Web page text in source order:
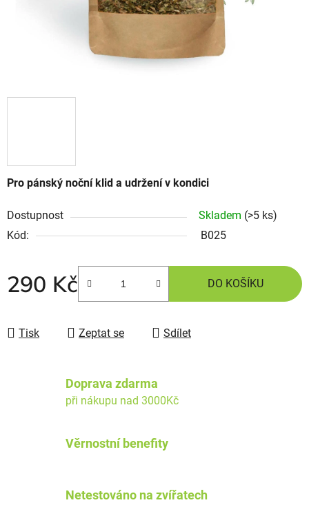
Pro pánský noční klid a udržení v kondici
Dostupnost Skladem (>5 ks)
Kód:
B025
290 Kč DO KOŠÍKU
Tisk Zeptat se Sdílet
Doprava zdarma
při nákupu nad 3000Kč
Věrnostní benefity
Netestováno na zvířatech